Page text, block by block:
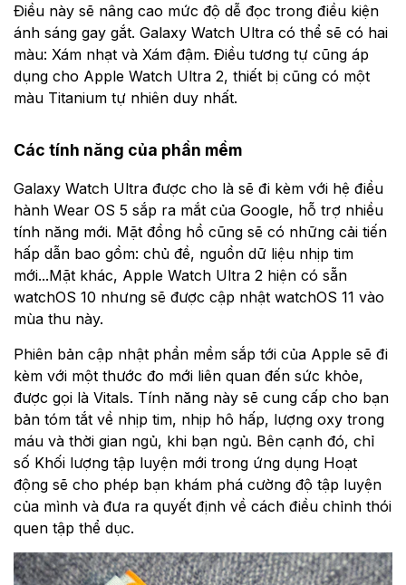
Điều này sẽ nâng cao mức độ dễ đọc trong điều kiện
ánh sáng gay gắt. Galaxy Watch Ultra có thể sẽ có hai
màu: Xám nhạt và Xám đậm. Điều tương tự cũng áp
dụng cho Apple Watch Ultra 2, thiết bị cũng có một
màu Titanium tự nhiên duy nhất.
Các tính năng của phần mềm
Galaxy Watch Ultra được cho là sẽ đi kèm với hệ điều
hành Wear OS 5 sắp ra mắt của Google, hỗ trợ nhiều
tính năng mới. Mặt đồng hồ cũng sẽ có những cải tiến
hấp dẫn bao gồm: chủ đề, nguồn dữ liệu nhịp tim
mới...Mặt khác, Apple Watch Ultra 2 hiện có sẵn
watchOS 10 nhưng sẽ được cập nhật watchOS 11 vào
mùa thu này.
Phiên bản cập nhật phần mềm sắp tới của Apple sẽ đi
kèm với một thước đo mới liên quan đến sức khỏe,
được gọi là Vitals. Tính năng này sẽ cung cấp cho bạn
bản tóm tắt về nhịp tim, nhịp hô hấp, lượng oxy trong
máu và thời gian ngủ, khi bạn ngủ. Bên cạnh đó, chỉ
số Khối lượng tập luyện mới trong ứng dụng Hoạt
động sẽ cho phép bạn khám phá cường độ tập luyện
của mình và đưa ra quyết định về cách điều chỉnh thói
quen tập thể dục.